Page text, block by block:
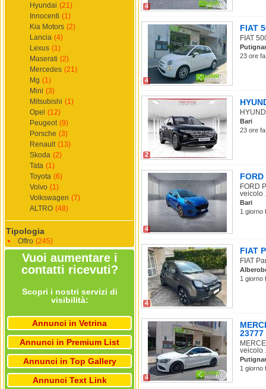
Hyundai (21)
Innocenti (1)
Kia Motors (2)
Lancia (4)
Lexus (1)
Maserati (2)
Mercedes (21)
Mg (1)
Mini (3)
Mitsubishi (1)
Opel (12)
Peugeot (9)
Porsche (3)
Renault (13)
Skoda (2)
Tata (1)
Toyota (6)
Volvo (1)
Volkswagen (7)
ALTRO (48)
Tipologia
Offro (245)
Vuoi aumentare i
contatti ricevuti?
Scopri i nostri servizi di
visibilità:
Annunci in Vetrina
Annunci in Premium List
Annunci in Top Gallery
Annunci Text Link
4
4
FIAT
FIAT
23 ore
2
Bari
23 ore
4
FORD
veicolo
Bari
1 giorno
4
FIAT
FIAT
1 giorno
4
23777
veicolo
1 giorno